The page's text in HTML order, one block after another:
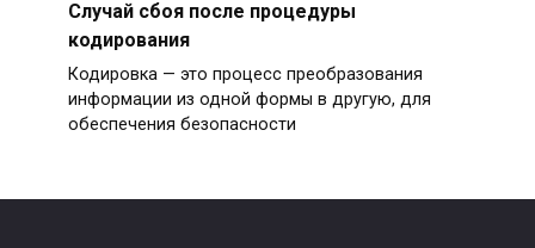
Случай сбоя после процедуры
кодирования
Кодировка — это процесс преобразования
информации из одной формы в другую, для
обеспечения безопасности